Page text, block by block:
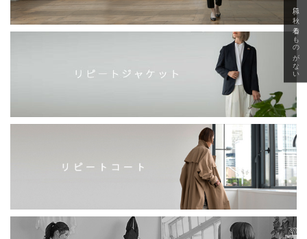
急に秋、着るものがない